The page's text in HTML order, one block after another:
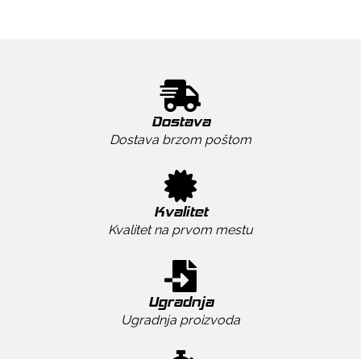
Dostava
Dostava brzom poštom
Kvalitet
Kvalitet na prvom mestu
Ugradnja
Ugradnja proizvoda